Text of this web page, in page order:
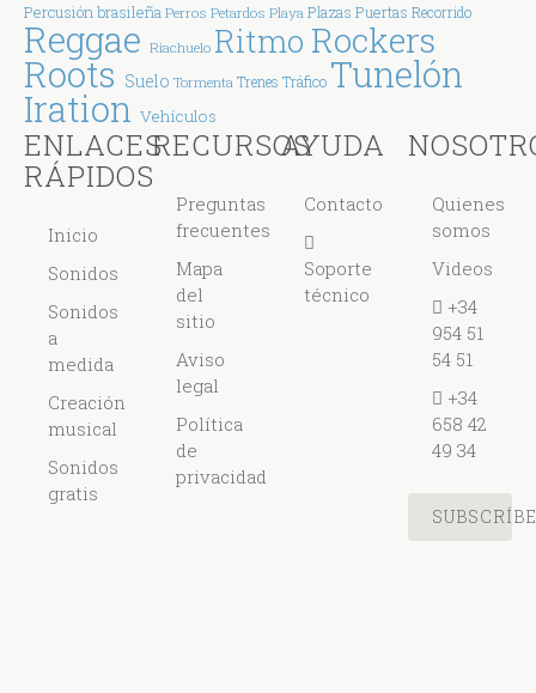
Percusión brasileña Perros Petardos Playa Plazas Puertas Recorrido
Reggae Riachuelo Ritmo Rockers
Roots Suelo Tormenta Trenes Tráfico Tunelón
Iration Vehículos
ENLACES
RÁPIDOS
Inicio
Sonidos
Sonidos
a
medida
Creación
musical
Sonidos
gratis
RECURSOS
Preguntas
frecuentes
Mapa
del
sitio
Aviso
legal
Política
de
privacidad
AYUDA
Contacto
Soporte
técnico
Quienes
somos
Videos
+34
954 51
54 51
+34
658 42
49 34